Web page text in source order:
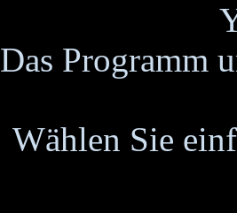
Das Programm
Wählen Sie